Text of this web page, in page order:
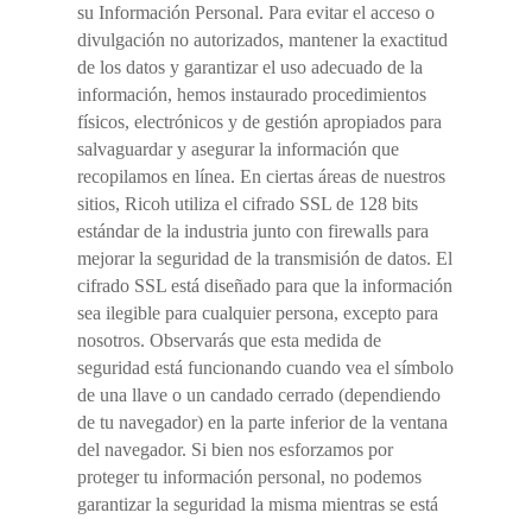
su Información Personal. Para evitar el acceso o
divulgación no autorizados, mantener la exactitud
de los datos y garantizar el uso adecuado de la
información, hemos instaurado procedimientos
físicos, electrónicos y de gestión apropiados para
salvaguardar y asegurar la información que
recopilamos en línea. En ciertas áreas de nuestros
sitios, Ricoh utiliza el cifrado SSL de 128 bits
estándar de la industria junto con firewalls para
mejorar la seguridad de la transmisión de datos. El
cifrado SSL está diseñado para que la información
sea ilegible para cualquier persona, excepto para
nosotros. Observarás que esta medida de
seguridad está funcionando cuando vea el símbolo
de una llave o un candado cerrado (dependiendo
de tu navegador) en la parte inferior de la ventana
del navegador. Si bien nos esforzamos por
proteger tu información personal, no podemos
garantizar la seguridad la misma mientras se está